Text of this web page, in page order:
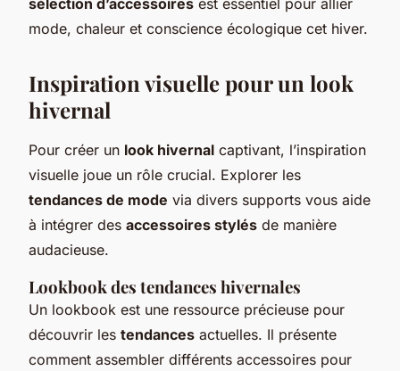
mode, chaleur et conscience écologique cet hiver.
Inspiration visuelle pour un look
hivernal
Pour créer un look hivernal captivant, l’inspiration
visuelle joue un rôle crucial. Explorer les
tendances de mode via divers supports vous aide
à intégrer des accessoires stylés de manière
audacieuse.
Lookbook des tendances hivernales
Un lookbook est une ressource précieuse pour
découvrir les tendances actuelles. Il présente
comment assembler différents accessoires pour